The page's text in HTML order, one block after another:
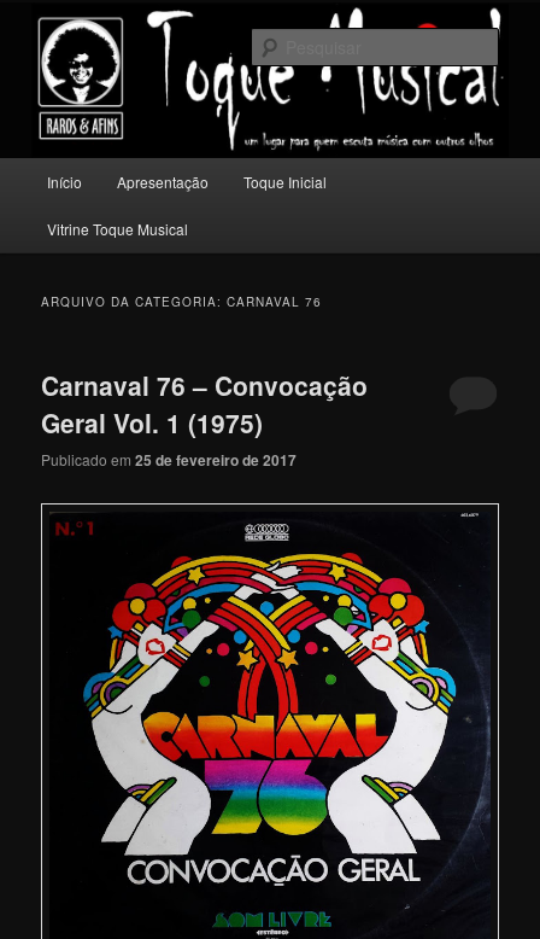
conteúdo
principal
conteúdo
secundário
Toque Musical
Um lugar para quem escuta música com outros olhos.
principal
Início Apresentação Toque Inicial
Vitrine Toque Musical
ARQUIVO DA CATEGORIA:CARNAVAL 76
Carnaval 76 – Convocação
Geral Vol. 1 (1975)
Publicado em25 de fevereiro de 2017